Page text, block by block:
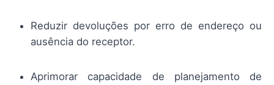
Reduzir devoluções por erro de endereço ou
ausência do receptor.
Aprimorar capacidade de planejamento de